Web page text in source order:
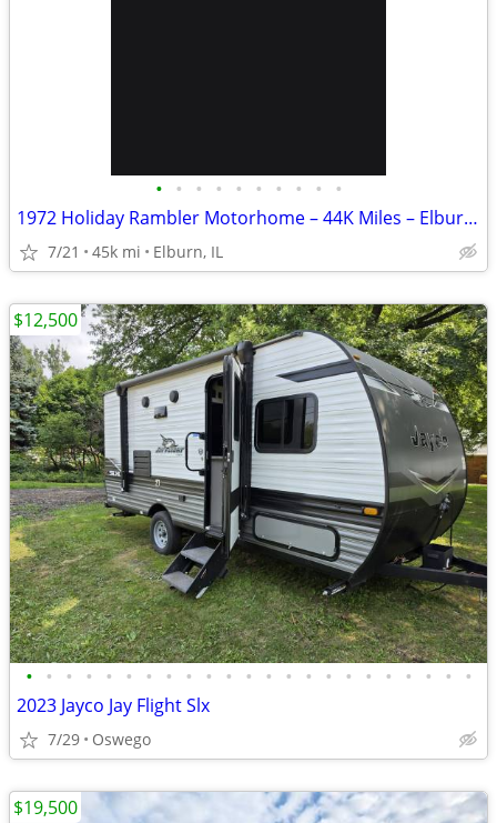
• • • • • • • • • •
1972 Holiday Rambler Motorhome – 44K Miles – Elburn, IL
7/21 45k mi Elburn, IL
• • • • • • • • • • • • • • • • • • • • • • •
2023 Jayco Jay Flight Slx
7/29 Oswego
$12,500
$19,500